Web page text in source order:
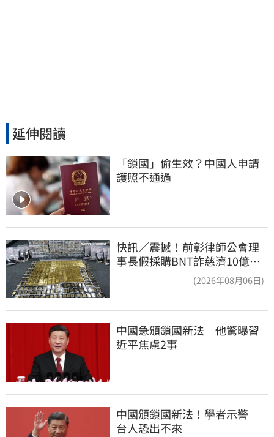
延伸閱讀
「鎖國」偷生效？中國人申請
護照不通過
快訊／震撼！前彰律師公會理
事長假採購BNT詐慈濟10億、
洗錢囤232kg黃金(2026年08月06日)
中國急頒鎖國新法　他驚曝習
近平焦慮2事
中國頒鎖國新法！學者示警
台人恐出不來